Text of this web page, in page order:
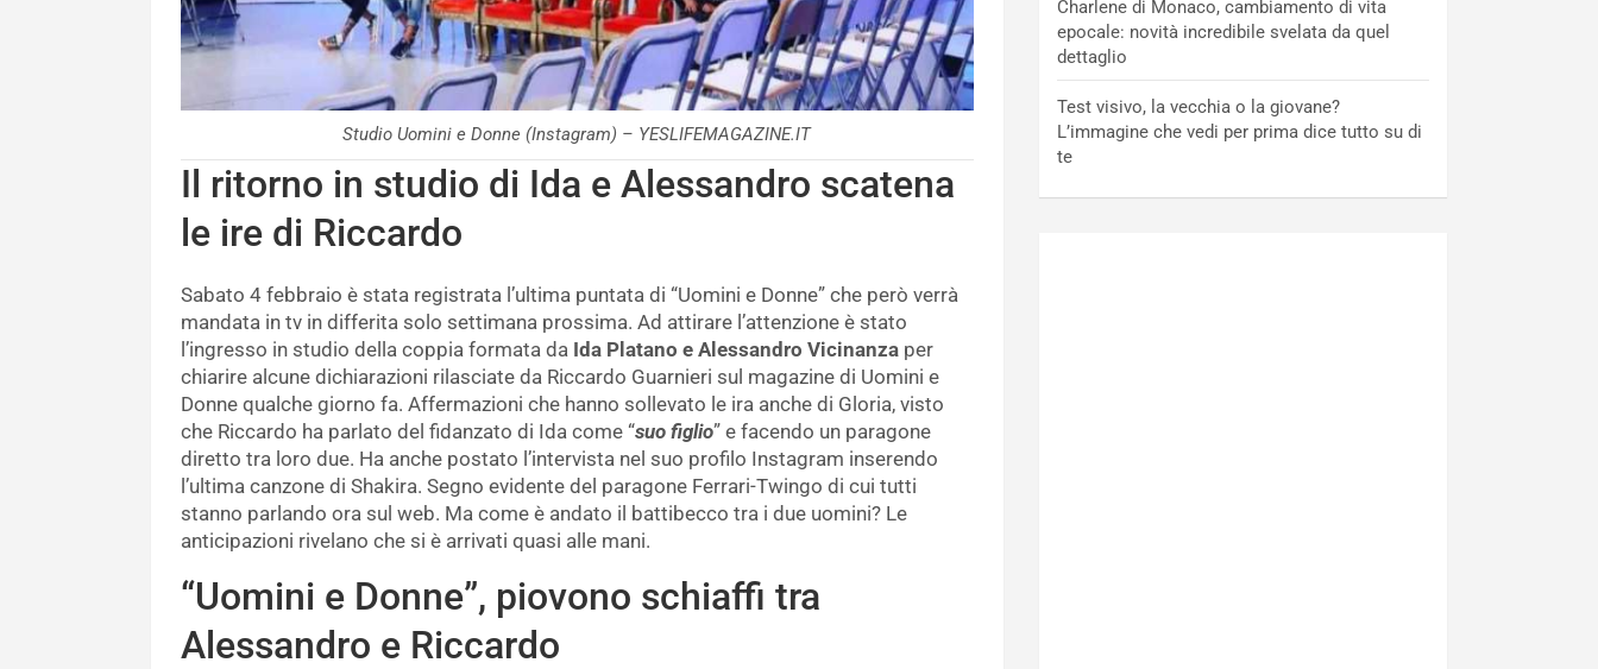
Studio Uomini e Donne (Instagram) – YESLIFEMAGAZINE.IT
Il ritorno in studio di Ida e Alessandro scatena
le ire di Riccardo
Sabato 4 febbraio è stata registrata l’ultima puntata di “Uomini e Donne” che però verrà
mandata in tv in differita solo settimana prossima. Ad attirare l’attenzione è stato
l’ingresso in studio della coppia formata da Ida Platano e Alessandro Vicinanza per
chiarire alcune dichiarazioni rilasciate da Riccardo Guarnieri sul magazine di Uomini e
Donne qualche giorno fa. Affermazioni che hanno sollevato le ira anche di Gloria, visto
che Riccardo ha parlato del fidanzato di Ida come “suo figlio” e facendo un paragone
diretto tra loro due. Ha anche postato l’intervista nel suo profilo Instagram inserendo
l’ultima canzone di Shakira. Segno evidente del paragone Ferrari-Twingo di cui tutti
stanno parlando ora sul web. Ma come è andato il battibecco tra i due uomini? Le
anticipazioni rivelano che si è arrivati quasi alle mani.
“Uomini e Donne”, piovono schiaffi tra
Alessandro e Riccardo
Charlene di Monaco, cambiamento di vita
epocale: novità incredibile svelata da quel
dettaglio
Test visivo, la vecchia o la giovane?
L’immagine che vedi per prima dice tutto su di
te